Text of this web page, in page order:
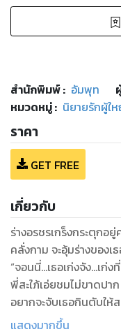
สำนักพิมพ์: อัมพุท
หมวดหมู่: นิยายรักผู้ใ
ราคา
GET FREE
เกี่ยวกับ
ร่างอรชรเกร็งกระตุก
คลั่งกาม จะอุ้มร่างของเ
“จอนนี่...เธอเก่งจัง...เก่
พี่สะใภ้เอ่ยชมไม่ขาดปา
อยากจะจับเธอกินตับให้
จึงรีบจัดการกระชากชั้น
แสดงมากขึ้น